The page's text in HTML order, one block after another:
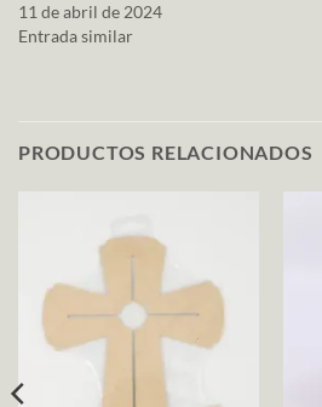
11 de abril de 2024
Entrada similar
PRODUCTOS RELACIONADOS